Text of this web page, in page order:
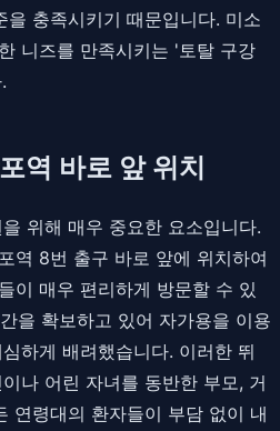
충족시키기 때문입니다. 미소
니즈를 만족시키는 '토탈 구강
역 바로 앞 위치
위해 매우 중요한 요소입니다.
역 8번 출구 바로 앞에 위치하여
이 매우 편리하게 방문할 수 있
을 확보하고 있어 자가용을 이용
하게 배려했습니다. 이러한 뛰
나 어린 자녀를 동반한 부모, 거
연령대의 환자들이 부담 없이 내